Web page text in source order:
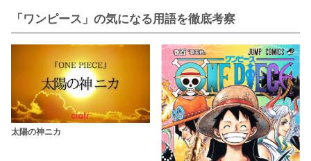
「ワンピース」の気になる用語を徹底考察
太陽の神ニカ